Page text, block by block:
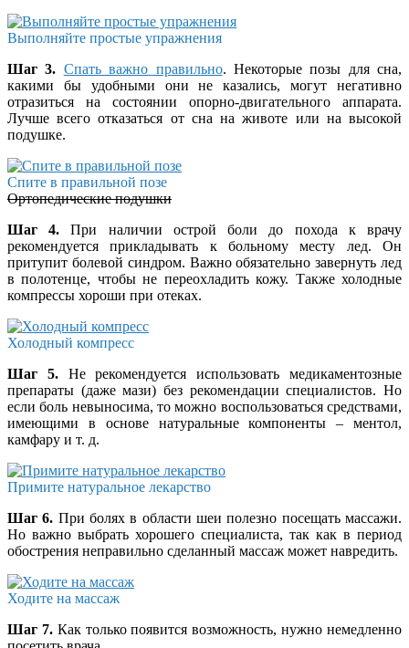
Выполняйте простые упражнения
Шаг 3. Спать важно правильно. Некоторые позы для сна,
какими бы удобными они не казались, могут негативно
отразиться на состоянии опорно-двигательного аппарата.
Лучше всего отказаться от сна на животе или на высокой
подушке.
Спите в правильной позе
Ортопедические подушки
Шаг 4. При наличии острой боли до похода к врачу
рекомендуется прикладывать к больному месту лед. Он
притупит болевой синдром. Важно обязательно завернуть лед
в полотенце, чтобы не переохладить кожу. Также холодные
компрессы хороши при отеках.
Холодный компресс
Шаг 5.Не рекомендуется использовать медикаментозные
препараты (даже мази) без рекомендации специалистов. Но
если боль невыносима, то можно воспользоваться средствами,
имеющими в основе натуральные компоненты – ментол,
камфару и т. д.
Примите натуральное лекарство
Шаг 6. При болях в области шеи полезно посещать массажи.
Но важно выбрать хорошего специалиста, так как в период
обострения неправильно сделанный массаж может навредить.
Ходите на массаж
Шаг 7.Как только появится возможность, нужно немедленно